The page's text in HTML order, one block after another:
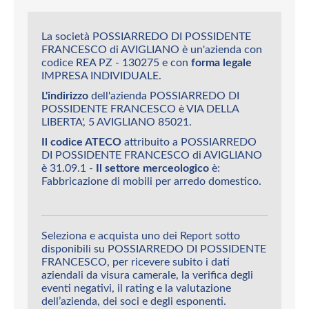
La società POSSIARREDO DI POSSIDENTE
FRANCESCO di AVIGLIANO è un'azienda con
codice REA PZ - 130275 e con forma legale
IMPRESA INDIVIDUALE.
L'indirizzo dell'azienda POSSIARREDO DI
POSSIDENTE FRANCESCO è VIA DELLA
LIBERTA', 5 AVIGLIANO 85021.
Il codice ATECO attribuito a POSSIARREDO
DI POSSIDENTE FRANCESCO di AVIGLIANO
è 31.09.1 - Il settore merceologico è:
Fabbricazione di mobili per arredo domestico.
Seleziona e acquista uno dei Report sotto
disponibili su POSSIARREDO DI POSSIDENTE
FRANCESCO, per ricevere subito i dati
aziendali da visura camerale, la verifica degli
eventi negativi, il rating e la valutazione
dell’azienda, dei soci e degli esponenti.